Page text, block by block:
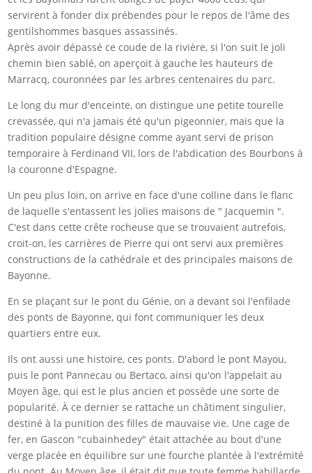
servirent à fonder dix prébendes pour le repos de l'âme des
gentilshommes basques assassinés.
Après avoir dépassé ce coude de la rivière, si l'on suit le joli
chemin bien sablé, on aperçoit à gauche les hauteurs de
Marracq, couronnées par les arbres centenaires du parc.
Le long du mur d'enceinte, on distingue une petite tourelle
crevassée, qui n'a jamais été qu'un pigeonnier, mais que la
tradition populaire désigne comme ayant servi de prison
temporaire à Ferdinand VII, lors de l'abdication des Bourbons à
la couronne d'Espagne.
Un peu plus loin, on arrive en face d'une colline dans le flanc
de laquelle s'entassent les jolies maisons de " Jacquemin ".
C'est dans cette crête rocheuse que se trouvaient autrefois,
croit-on, les carrières de Pierre qui ont servi aux premières
constructions de la cathédrale et des principales maisons de
Bayonne.
En se plaçant sur le pont du Génie, on a devant soi l'enfilade
des ponts de Bayonne, qui font communiquer les deux
quartiers entre eux.
Ils ont aussi une histoire, ces ponts. D'abord le pont Mayou,
puis le pont Pannecau ou Bertaco, ainsi qu'on l'appelait au
Moyen âge, qui est le plus ancien et possède une sorte de
popularité. À ce dernier se rattache un châtiment singulier,
destiné à la punition des filles de mauvaise vie. Une cage de
fer, en Gascon "cubainhedey" était attachée au bout d'une
verge placée en équilibre sur une fourche plantée à l'extrémité